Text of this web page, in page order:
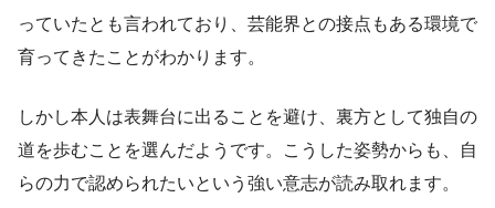
っていたとも言われており、芸能界との接点もある環境で
育ってきたことがわかります。
しかし本人は表舞台に出ることを避け、裏方として独自の
道を歩むことを選んだようです。こうした姿勢からも、自
らの力で認められたいという強い意志が読み取れます。